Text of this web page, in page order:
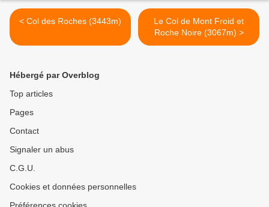
< Col des Roches (3443m)
Le Col de Mont Froid et
Roche Noire (3067m) >
Hébergé par Overblog
Top articles
Pages
Contact
Signaler un abus
C.G.U.
Cookies et données personnelles